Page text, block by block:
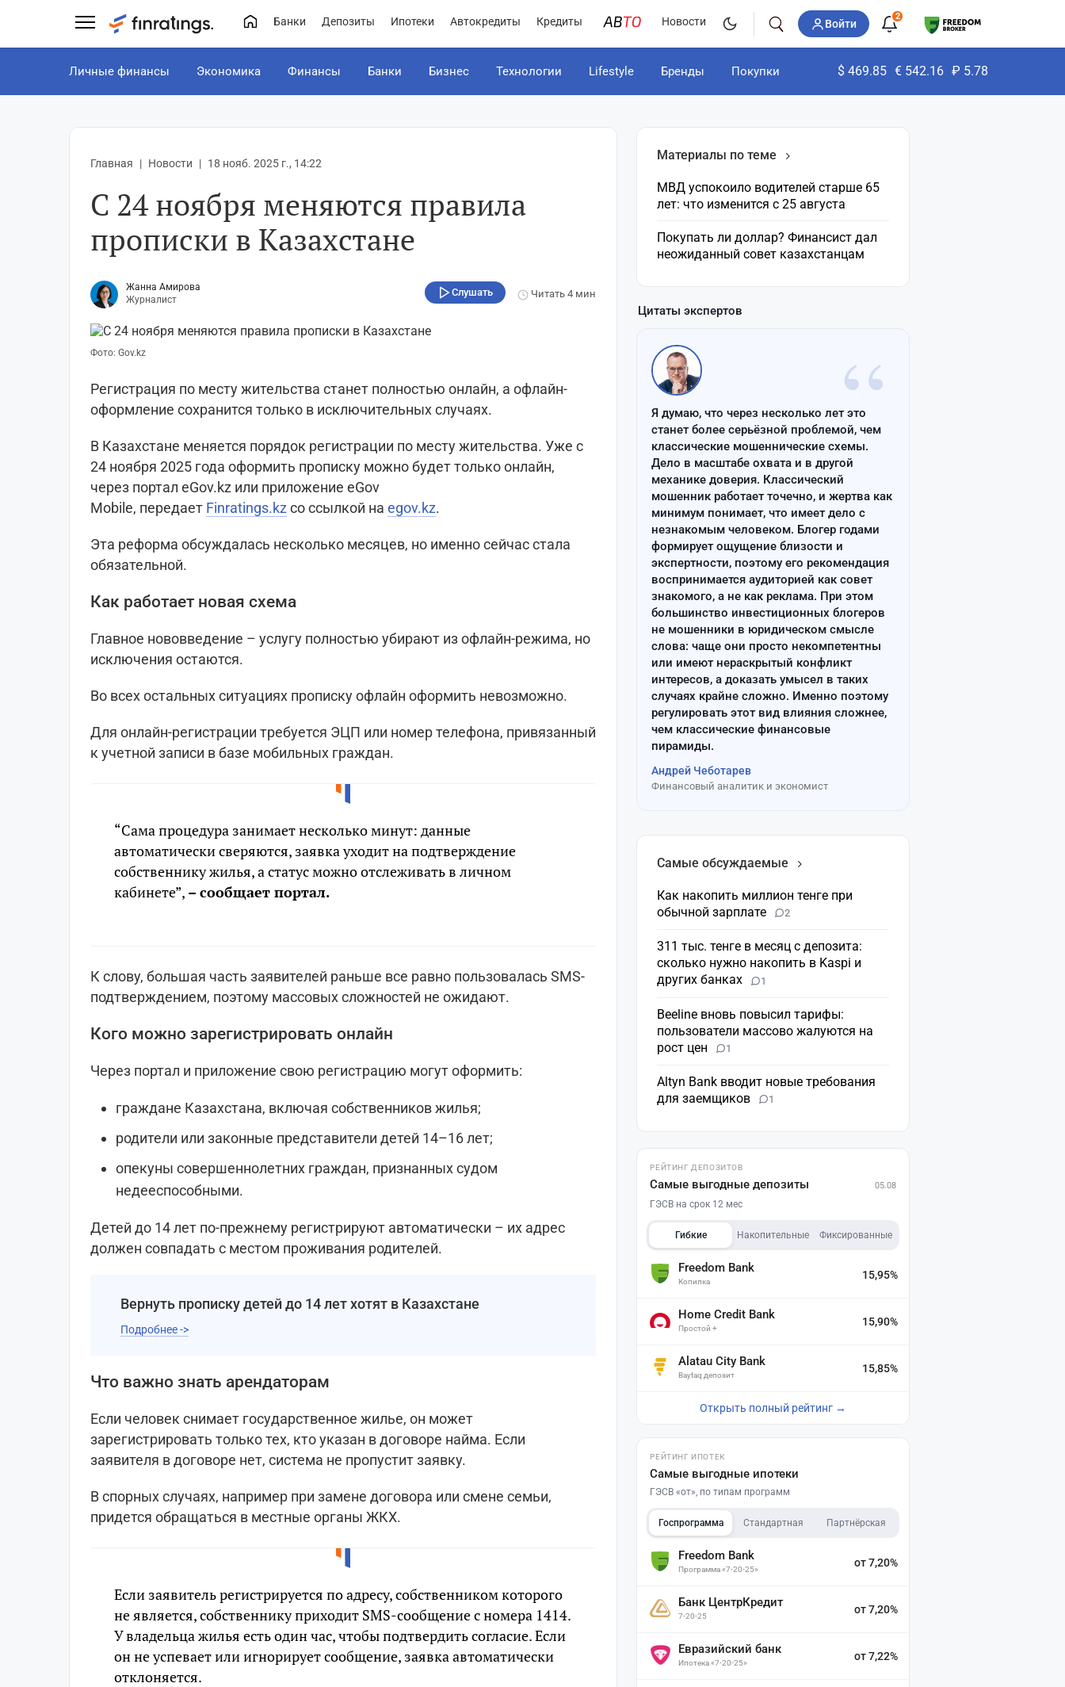
Банки Депозиты Ипотеки Автокредиты Кредиты Новости Войти
2
Личные финансы Экономика Финансы Банки Бизнес Технологии Lifestyle Бренды Покупки $ 469.85 € 542.16 ₽ 5.78
Главная Новости 18 нояб. 2025 г., 14:22
С 24 ноября меняются правила
прописки в Казахстане
Жанна Амирова
Журналист
Слушать Читать4 мин
Фото: Gov.kz
Регистрация по месту жительства станет полностью онлайн, а офлайн-
оформление сохранится только в исключительных случаях.
В Казахстане меняется порядок регистрации по месту жительства. Уже с
24 ноября 2025 года оформить прописку можно будет только онлайн,
через портал eGov.kz или приложение eGov
Mobile, передает Finratings.kz со ссылкой на egov.kz.
Эта реформа обсуждалась несколько месяцев, но именно сейчас стала
обязательной.
Как работает новая схема
Главное нововведение – услугу полностью убирают из офлайн-режима, но
исключения остаются.
Во всех остальных ситуациях прописку офлайн оформить невозможно.
Для онлайн-регистрации требуется ЭЦП или номер телефона, привязанный
к учетной записи в базе мобильных граждан.
“Сама процедура занимает несколько минут: данные
автоматически сверяются, заявка уходит на подтверждение
собственнику жилья, а статус можно отслеживать в личном
кабинете”, – сообщает портал.
К слову, большая часть заявителей раньше все равно пользовалась SMS-
подтверждением, поэтому массовых сложностей не ожидают.
Кого можно зарегистрировать онлайн
Через портал и приложение свою регистрацию могут оформить:
граждане Казахстана, включая собственников жилья;
родители или законные представители детей 14–16 лет;
опекуны совершеннолетних граждан, признанных судом
недееспособными.
Детей до 14 лет по-прежнему регистрируют автоматически – их адрес
должен совпадать с местом проживания родителей.
Вернуть прописку детей до 14 лет хотят в Казахстане
Подробнее ->
Что важно знать арендаторам
Если человек снимает государственное жилье, он может
зарегистрировать только тех, кто указан в договоре найма. Если
заявителя в договоре нет, система не пропустит заявку.
В спорных случаях, например при замене договора или смене семьи,
придется обращаться в местные органы ЖКХ.
Если заявитель регистрируется по адресу, собственником которого
не является, собственнику приходит SMS-сообщение с номера 1414.
У владельца жилья есть один час, чтобы подтвердить согласие. Если
он не успевает или игнорирует сообщение, заявка автоматически
отклоняется.
Материалы по теме
МВД успокоило водителей старше 65
лет: что изменится с 25 августа
Покупать ли доллар? Финансист дал
неожиданный совет казахстанцам
Цитаты экспертов
“
Я думаю, что через несколько лет это
станет более серьёзной проблемой, чем
классические мошеннические схемы.
Дело в масштабе охвата и в другой
механике доверия. Классический
мошенник работает точечно, и жертва как
минимум понимает, что имеет дело с
незнакомым человеком. Блогер годами
формирует ощущение близости и
экспертности, поэтому его рекомендация
воспринимается аудиторией как совет
знакомого, а не как реклама. При этом
большинство инвестиционных блогеров
не мошенники в юридическом смысле
слова: чаще они просто некомпетентны
или имеют нераскрытый конфликт
интересов, а доказать умысел в таких
случаях крайне сложно. Именно поэтому
регулировать этот вид влияния сложнее,
чем классические финансовые
пирамиды.
Андрей Чеботарев
Финансовый аналитик и экономист
Самые обсуждаемые
Как накопить миллион тенге при
обычной зарплате
2
311 тыс. тенге в месяц с депозита:
сколько нужно накопить в Kaspi и
других банках
1
Beeline вновь повысил тарифы:
пользователи массово жалуются на
рост цен
1
Altyn Bank вводит новые требования
для заемщиков
1
РЕЙТИНГ ДЕПОЗИТОВ
Самые выгодные депозиты 05.08
ГЭСВ на срок 12 мес
Гибкие Накопительные Фиксированные
Freedom Bank
Копилка
15,95%
Home Credit Bank
Простой +
15,90%
Alatau City Bank
Baytaq депозит
15,85%
Открыть полный рейтинг →
РЕЙТИНГ ИПОТЕК
Самые выгодные ипотеки
ГЭСВ «от», по типам программ
Госпрограмма Стандартная Партнёрская
Freedom Bank
Программа «7-20-25»
от 7,20%
Банк ЦентрКредит
7-20-25
от 7,20%
Евразийский банк
Ипотека «7-20-25»
от 7,22%